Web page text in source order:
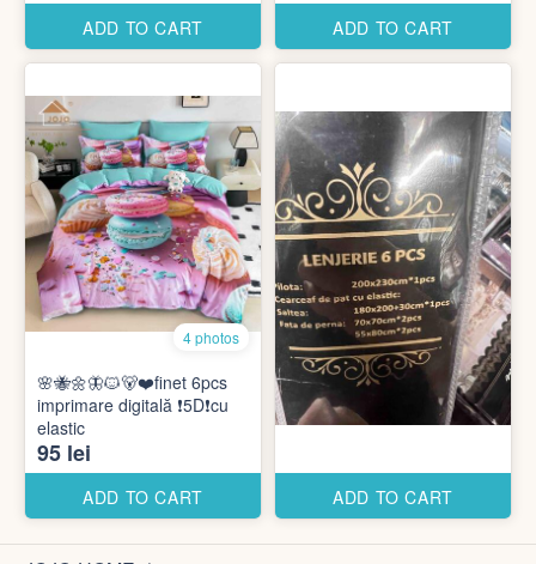
ADD TO CART ADD TO CART
4 photos
🌸🐝🌼🦋🐱🐻❤️finet 6pcs
imprimare digitală ❗️5D❗️cu
elastic
95 lei
ADD TO CART ADD TO CART